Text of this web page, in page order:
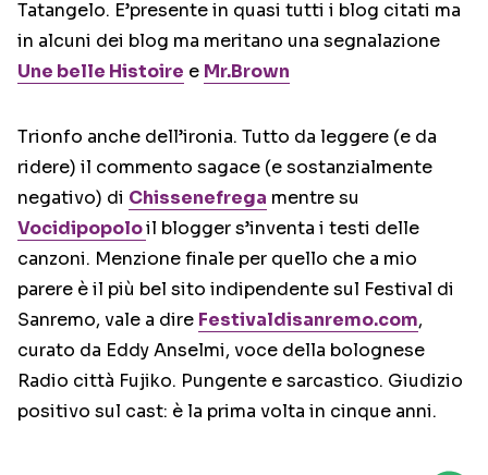
Tatangelo. E’presente in quasi tutti i blog citati ma
in alcuni dei blog ma meritano una segnalazione
Une belle Histoire e Mr.Brown
Trionfo anche dell’ironia. Tutto da leggere (e da
ridere) il commento sagace (e sostanzialmente
negativo) di Chissenefrega mentre su
Vocidipopoloil blogger s’inventa i testi delle
canzoni. Menzione finale per quello che a mio
parere è il più bel sito indipendente sul Festival di
Sanremo, vale a dire Festivaldisanremo.com,
curato da Eddy Anselmi, voce della bolognese
Radio città Fujiko. Pungente e sarcastico. Giudizio
positivo sul cast: è la prima volta in cinque anni.